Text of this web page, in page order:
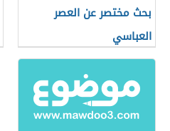
بحث مختصر عن العصر
العباسي